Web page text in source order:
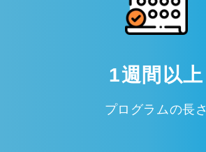
1週間以上
プログラムの長さ